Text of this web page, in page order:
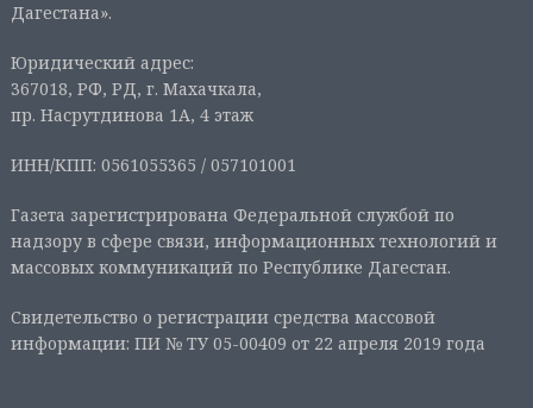
Дагестана».
Юридический адрес:
367018, РФ, РД, г. Махачкала,
пр. Насрутдинова 1А, 4 этаж
ИНН/КПП: 0561055365 / 057101001
Газета зарегистрирована Федеральной службой по
надзору в сфере связи, информационных технологий и
массовых коммуникаций по Республике Дагестан.
Свидетельство о регистрации средства массовой
информации: ПИ № ТУ 05-00409 от 22 апреля 2019 года